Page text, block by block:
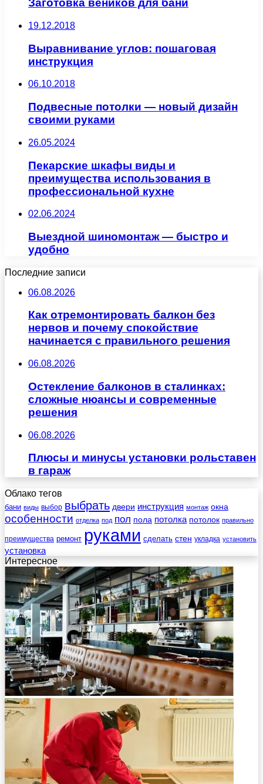
Заготовка веников для бани
19.12.2018
Выравнивание углов: пошаговая
инструкция
06.10.2018
Подвесные потолки — новый дизайн
своими руками
26.05.2024
Пекарские шкафы виды и
преимущества использования в
профессиональной кухне
02.06.2024
Выездной шиномонтаж — быстро и
удобно
Последние записи
06.08.2026
Как отремонтировать балкон без
нервов и почему спокойствие
начинается с правильного решения
06.08.2026
Остекление балконов в сталинках:
сложные нюансы и современные
решения
06.08.2026
Плюсы и минусы установки рольставен
в гараж
Облако тегов
бани виды выбор выбрать двери инструкция монтаж окна
особенности отделка под пол пола потолка потолок правильно
преимущества ремонт руками сделать стен укладка установить
установка
Интересное